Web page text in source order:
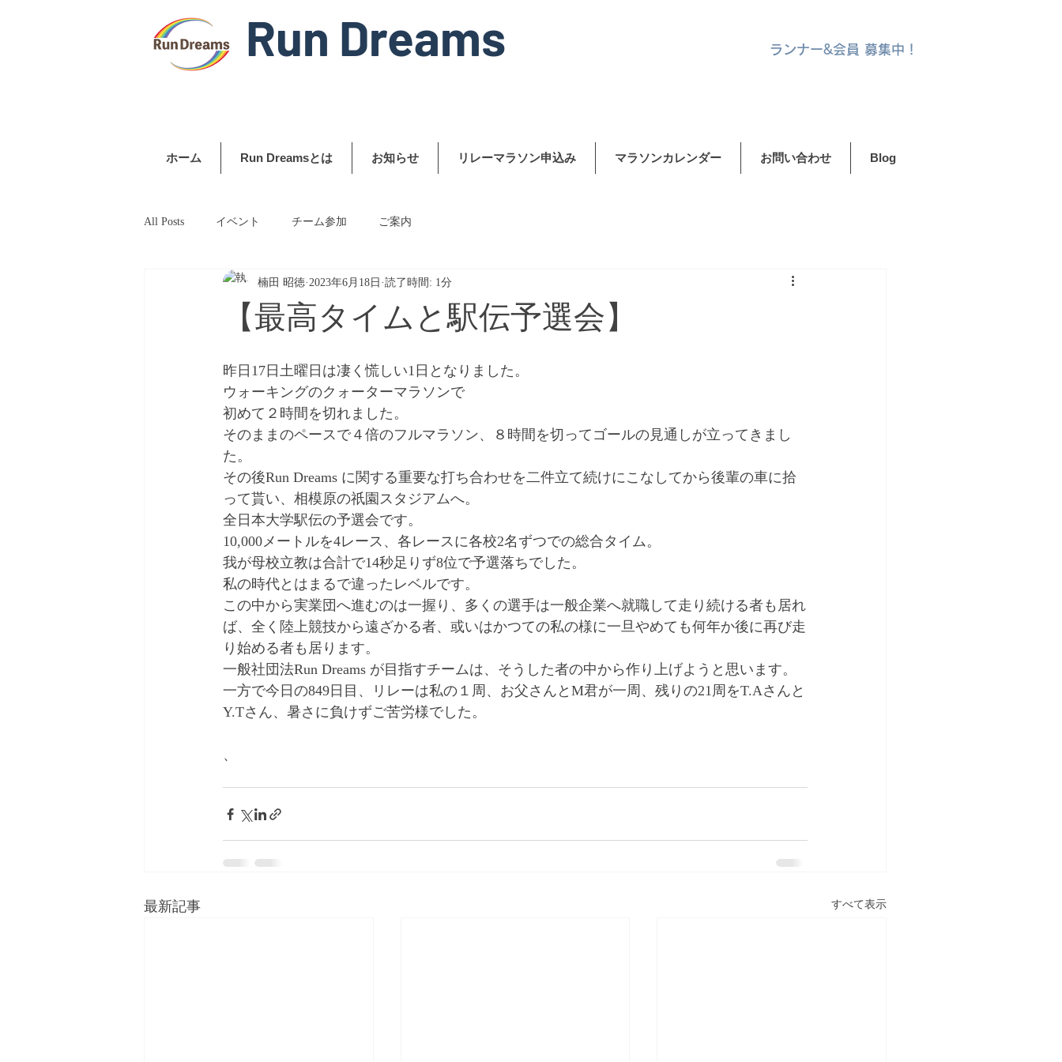
Run Dreams ランナー&会員 募集中！
ホーム Run Dreamsとは お知らせ リレーマラソン申込み マラソンカレンダー お問い合わせ Blog
All Posts イベント チーム参加 ご案内
【最高タイムと駅伝予選会】
楠田 昭徳 2023年6月18日 読了時間: 1分
昨日17日土曜日は凄く慌しい1日となりました。
ウォーキングのクォーターマラソンで
初めて２時間を切れました。
そのままのペースで４倍のフルマラソン、８時間を切ってゴールの見通しが立ってきまし
た。
その後Run Dreams に関する重要な打ち合わせを二件立て続けにこなしてから後輩の車に拾
って貰い、相模原の祇園スタジアムへ。
全日本大学駅伝の予選会です。
10,000メートルを4レース、各レースに各校2名ずつでの総合タイム。
我が母校立教は合計で14秒足りず8位で予選落ちでした。
私の時代とはまるで違ったレベルです。
この中から実業団へ進むのは一握り、多くの選手は一般企業へ就職して走り続ける者も居れ
ば、全く陸上競技から遠ざかる者、或いはかつての私の様に一旦やめても何年か後に再び走
り始める者も居ります。
一般社団法Run Dreams が目指すチームは、そうした者の中から作り上げようと思います。
一方で今日の849日目、リレーは私の１周、お父さんとM君が一周、残りの21周をT.Aさんと
Y.Tさん、暑さに負けずご苦労様でした。
、
最新記事 すべて表示